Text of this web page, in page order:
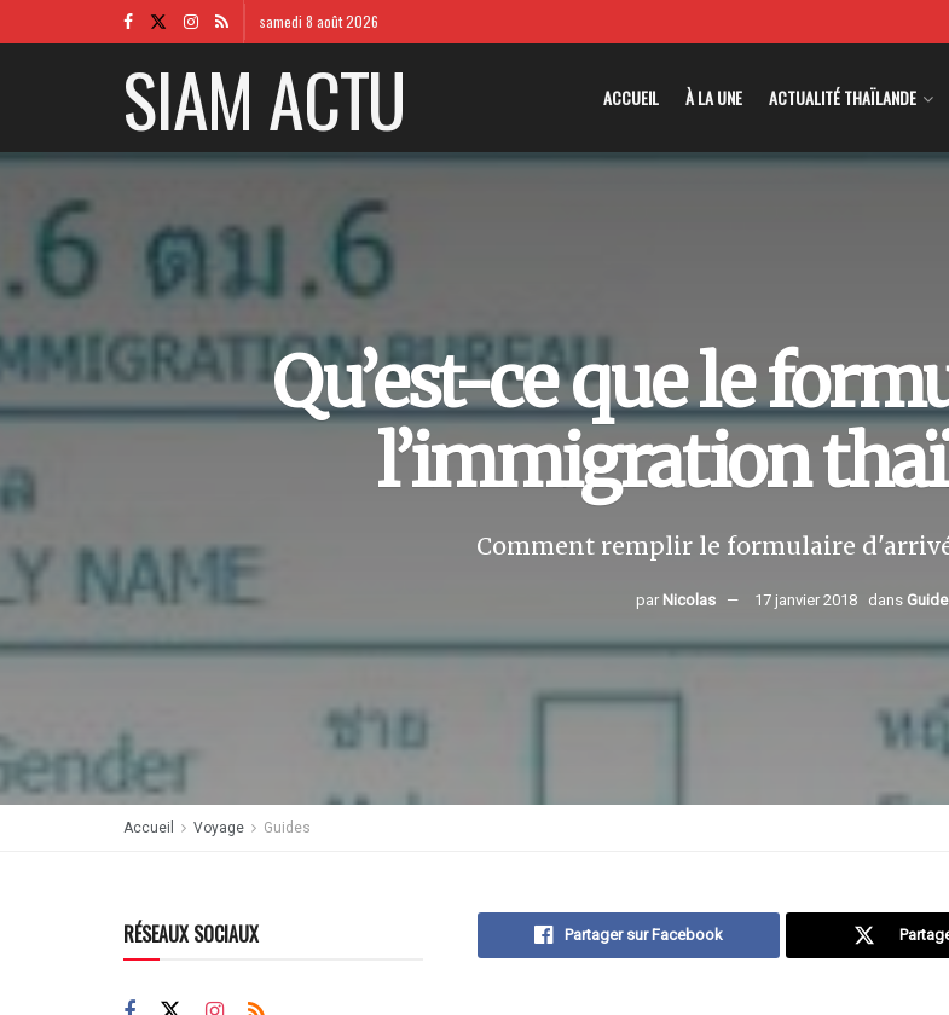
samedi 8 août 2026
SIAM ACTU ACCUEIL À LA UNE ACTUALITÉ THAÏLANDE
Qu’est-ce que le
l’immigration
Comment remplir le formulaire
par Nicolas 17 janvier 2018 dans
Accueil Voyage Guides
Partager sur Facebook
RÉSEAUX SOCIAUX